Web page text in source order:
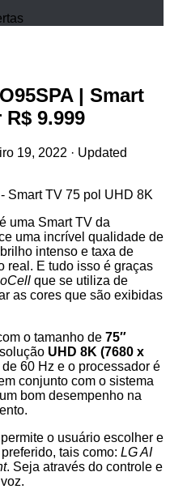
| Smart
R$ 9.999
19, 2022 · Updated
uma Smart TV da
uma incrível qualidade de
intenso e taxa de
real. E tudo isso é graças
que se utiliza de
as cores que são exibidas
o tamanho de 75″
UHD 8K (7680 x
60 Hz e o processador é
conjunto com o sistema
bom desempenho na
o usuário escolher e
tais como: LG AI
. Seja através do controle e